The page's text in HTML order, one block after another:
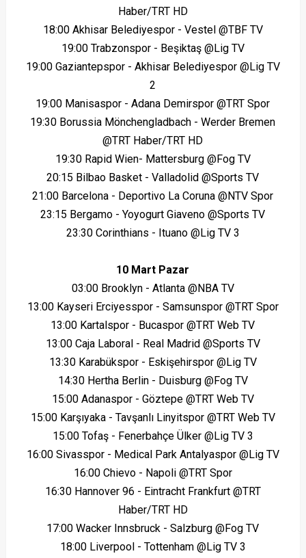
Haber/TRT HD
18:00 Akhisar Belediyespor - Vestel @TBF TV
19:00 Trabzonspor - Beşiktaş @Lig TV
19:00 Gaziantepspor - Akhisar Belediyespor @Lig TV
2
19:00 Manisaspor - Adana Demirspor @TRT Spor
19:30 Borussia Mönchengladbach - Werder Bremen
@TRT Haber/TRT HD
19:30 Rapid Wien- Mattersburg @Fog TV
20:15 Bilbao Basket - Valladolid @Sports TV
21:00 Barcelona - Deportivo La Coruna @NTV Spor
23:15 Bergamo - Yoyogurt Giaveno @Sports TV
23:30 Corinthians - Ituano @Lig TV 3
10 Mart Pazar
03:00 Brooklyn - Atlanta @NBA TV
13:00 Kayseri Erciyesspor - Samsunspor @TRT Spor
13:00 Kartalspor - Bucaspor @TRT Web TV
13:00 Caja Laboral - Real Madrid @Sports TV
13:30 Karabükspor - Eskişehirspor @Lig TV
14:30 Hertha Berlin - Duisburg @Fog TV
15:00 Adanaspor - Göztepe @TRT Web TV
15:00 Karşıyaka - Tavşanlı Linyitspor @TRT Web TV
15:00 Tofaş - Fenerbahçe Ülker @Lig TV 3
16:00 Sivasspor - Medical Park Antalyaspor @Lig TV
16:00 Chievo - Napoli @TRT Spor
16:30 Hannover 96 - Eintracht Frankfurt @TRT
Haber/TRT HD
17:00 Wacker Innsbruck - Salzburg @Fog TV
18:00 Liverpool - Tottenham @Lig TV 3